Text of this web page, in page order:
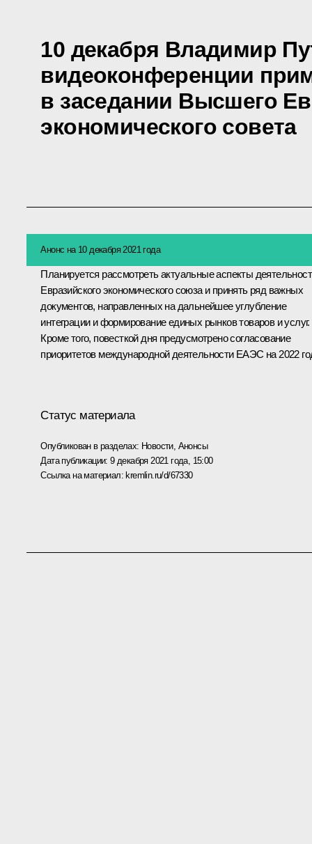
10 декабря Владимир
видеоконференции
в заседании Высшего
экономического совета
Анонс на 10 декабря 2021 года
Планируется рассмотреть актуальные аспекты
Евразийского экономического союза и принять ряд важных
документов, направленных на дальнейшее углубление
интеграции и формирование единых рынков товаров и услуг.
Кроме того, повесткой дня предусмотрено согласование
приоритетов международной деятельности ЕАЭС на 2022
Статус материала
Опубликован в разделах: Новости, Анонсы
Дата публикации:9 декабря 2021 года, 15:00
Ссылка на материал:kremlin.ru/d/67330